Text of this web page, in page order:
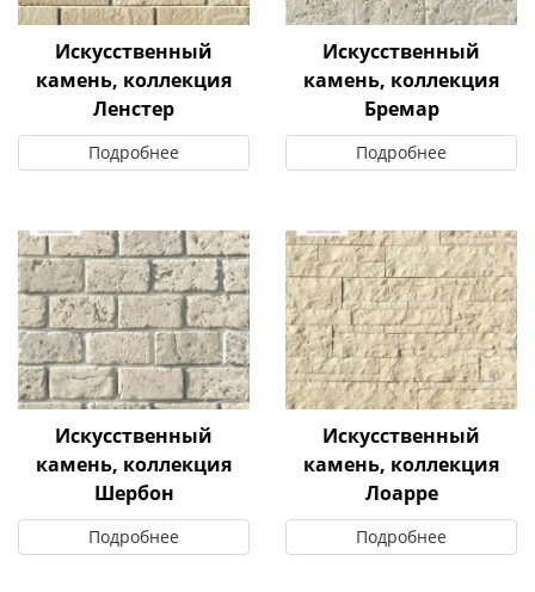
Искусственный
камень, коллекция
Ленстер
Подробнее
Искусственный
камень, коллекция
Бремар
Подробнее
Искусственный
камень, коллекция
Шербон
Подробнее
Искусственный
камень, коллекция
Лоарре
Подробнее